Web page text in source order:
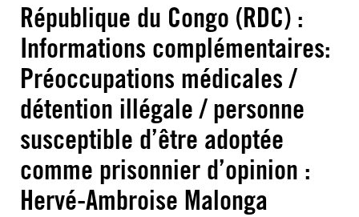
République du Congo (RDC) :
Informations complémentaires:
Préoccupations médicales /
détention illégale / personne
susceptible d’être adoptée
comme prisonnier d’opinion :
Hervé-Ambroise Malonga